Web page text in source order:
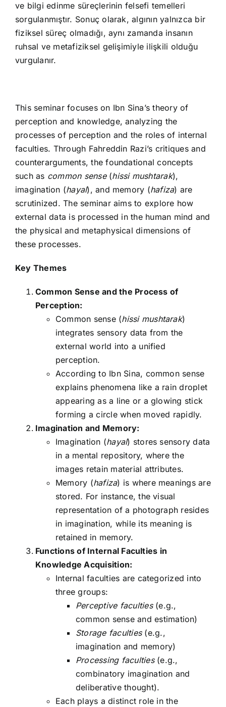
ve bilgi edinme süreçlerinin felsefi temelleri
sorgulanmıştır. Sonuç olarak, algının yalnızca bir
fiziksel süreç olmadığı, aynı zamanda insanın
ruhsal ve metafiziksel gelişimiyle ilişkili olduğu
vurgulanır.
This seminar focuses on Ibn Sina’s theory of
perception and knowledge, analyzing the
processes of perception and the roles of internal
faculties. Through Fahreddin Razi’s critiques and
counterarguments, the foundational concepts
such as common sense(hissi mushtarak),
imagination (hayal), and memory (hafiza) are
scrutinized. The seminar aims to explore how
external data is processed in the human mind and
the physical and metaphysical dimensions of
these processes.
Key Themes
Common Sense and the Process of
Perception:
Common sense (hissi mushtarak)
integrates sensory data from the
external world into a unified
perception.
According to Ibn Sina, common sense
explains phenomena like a rain droplet
appearing as a line or a glowing stick
forming a circle when moved rapidly.
Imagination and Memory:
Imagination (hayal) stores sensory data
in a mental repository, where the
images retain material attributes.
Memory (hafiza) is where meanings are
stored. For instance, the visual
representation of a photograph resides
in imagination, while its meaning is
retained in memory.
Functions of Internal Faculties in
Knowledge Acquisition:
Internal faculties are categorized into
three groups:
Perceptive faculties(e.g.,
common sense and estimation)
Storage faculties(e.g.,
imagination and memory)
Processing faculties(e.g.,
combinatory imagination and
deliberative thought).
Each plays a distinct role in the